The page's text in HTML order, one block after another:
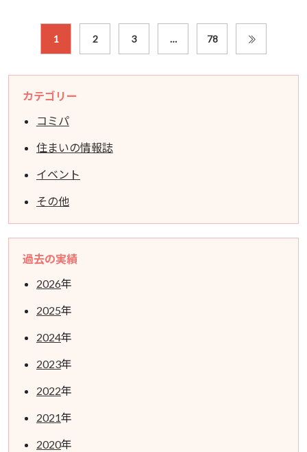
1 2 3 … 78
カテゴリー
コミパ
住まいの情報誌
イベント
その他
過去の実績
2026年
2025年
2024年
2023年
2022年
2021年
2020年